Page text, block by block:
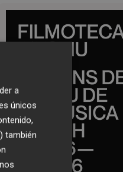
a
únicos
también